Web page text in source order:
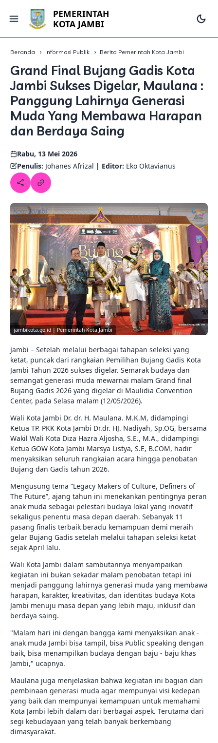
PEMERINTAH
KOTA JAMBI
Beranda Informasi Publik Berita Pemerintah Kota Jambi
Grand Final Bujang Gadis Kota
Jambi Sukses Digelar, Maulana :
Panggung Lahirnya Generasi
Muda Yang Membawa Harapan
dan Berdaya Saing
Rabu, 13 Mei 2026
Penulis: Johanes Afrizal | Editor: Eko Oktavianus
jambikota.go.id | Pemerintah Kota Jambi
Jambi – Setelah melalui berbagai tahapan seleksi yang
ketat, puncak dari rangkaian Pemilihan Bujang Gadis Kota
Jambi Tahun 2026 sukses digelar. Semarak budaya dan
semangat generasi muda mewarnai malam Grand final
Bujang Gadis 2026 yang digelar di Maulidia Convention
Center, pada Selasa malam (12/05/2026).
Wali Kota Jambi Dr. dr. H. Maulana. M.K.M, didampingi
Ketua TP. PKK Kota Jambi Dr.dr. HJ. Nadiyah, Sp.OG, bersama
Wakil Wali Kota Diza Hazra Aljosha, S.E., M.A., didampingi
Ketua GOW Kota Jambi Marsya Listya, S.E, B.COM, hadir
menyaksikan seluruh rangkaian acara hingga penobatan
Bujang dan Gadis tahun 2026.
Mengusung tema “Legacy Makers of Culture, Definers of
The Future”, ajang tahun ini menekankan pentingnya peran
anak muda sebagai pelestari budaya lokal yang inovatif
sekaligus penentu masa depan daerah. Sebanyak 11
pasang finalis terbaik beradu kemampuan demi meraih
gelar Bujang Gadis setelah melalui tahapan seleksi ketat
sejak April lalu.
Wali Kota Jambi dalam sambutannya menyampaikan
kegiatan ini bukan sekadar malam penobatan tetapi ini
menjadi panggung lahirnya generasi muda yang membawa
harapan, karakter, kreativitas, dan identitas budaya Kota
Jambi menuju masa depan yang lebih maju, inklusif dan
berdaya saing.
"Malam hari ini dengan bangga kami menyaksikan anak -
anak muda Jambi bisa tampil, bisa Public speaking dengan
baik, bisa menampilkan budaya dengan baju - baju khas
Jambi," ucapnya.
Maulana juga menjelaskan bahwa kegiatan ini bagian dari
pembinaan generasi muda agar mempunyai visi kedepan
yang baik dan mempunyai kemampuan untuk memahami
Kota Jambi lebih dalam dari berbagai aspek. Terutama dari
segi kebudayaan yang telah banyak berkembang
dimasyarakat.